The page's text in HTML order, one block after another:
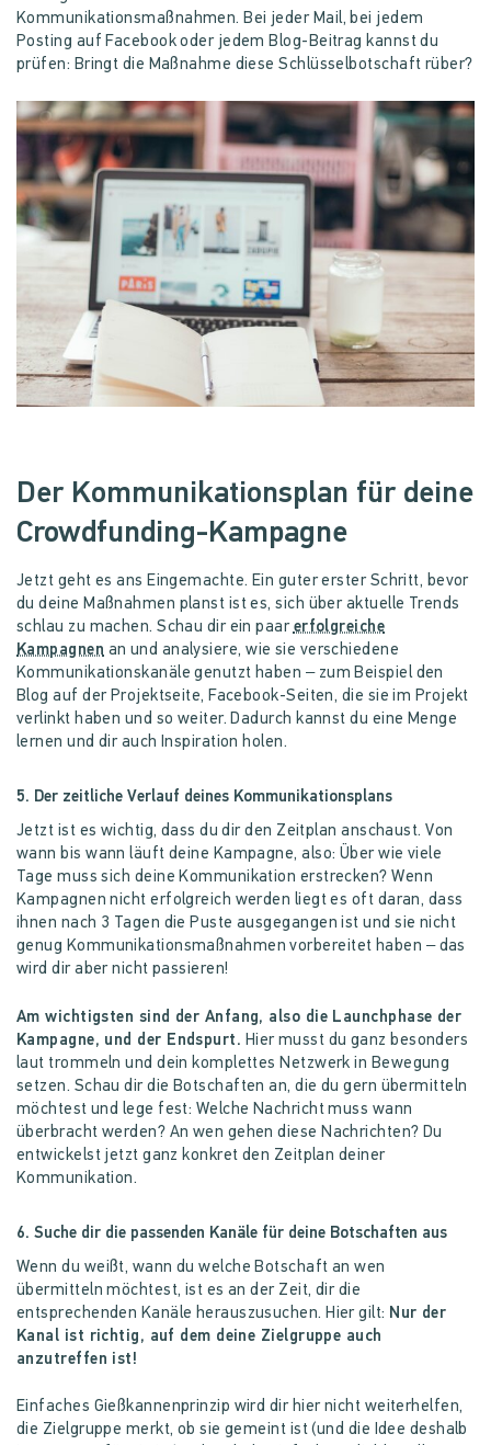
Kommunikationsmaßnahmen. Bei jeder Mail, bei jedem
Posting auf Facebook oder jedem Blog-Beitrag kannst du
prüfen: Bringt die Maßnahme diese Schlüsselbotschaft rüber?
Der Kommunikationsplan für deine
Crowdfunding-Kampagne
Jetzt geht es ans Eingemachte. Ein guter erster Schritt, bevor
du deine Maßnahmen planst ist es, sich über aktuelle Trends
schlau zu machen. Schau dir ein paarerfolgreiche
Kampagnen an und analysiere, wie sie verschiedene
Kommunikationskanäle genutzt haben – zum Beispiel den
Blog auf der Projektseite, Facebook-Seiten, die sie im Projekt
verlinkt haben und so weiter. Dadurch kannst du eine Menge
lernen und dir auch Inspiration holen.
5. Der zeitliche Verlauf deines Kommunikationsplans
Jetzt ist es wichtig, dass du dir den Zeitplan anschaust. Von
wann bis wann läuft deine Kampagne, also: Über wie viele
Tage muss sich deine Kommunikation erstrecken? Wenn
Kampagnen nicht erfolgreich werden liegt es oft daran, dass
ihnen nach 3 Tagen die Puste ausgegangen ist und sie nicht
genug Kommunikationsmaßnahmen vorbereitet haben – das
wird dir aber nicht passieren!
Am wichtigsten sind der Anfang, also die Launchphase der
Kampagne, und der Endspurt. Hier musst du ganz besonders
laut trommeln und dein komplettes Netzwerk in Bewegung
setzen. Schau dir die Botschaften an, die du gern übermitteln
möchtest und lege fest: Welche Nachricht muss wann
überbracht werden? An wen gehen diese Nachrichten? Du
entwickelst jetzt ganz konkret den Zeitplan deiner
Kommunikation.
6. Suche dir die passenden Kanäle für deine Botschaften aus
Wenn du weißt, wann du welche Botschaft an wen
übermitteln möchtest, ist es an der Zeit, dir die
entsprechenden Kanäle herauszusuchen. Hier gilt: Nur der
Kanal ist richtig, auf dem deine Zielgruppe auch
anzutreffen ist!
Einfaches Gießkannenprinzip wird dir hier nicht weiterhelfen,
die Zielgruppe merkt, ob sie gemeint ist (und die Idee deshalb